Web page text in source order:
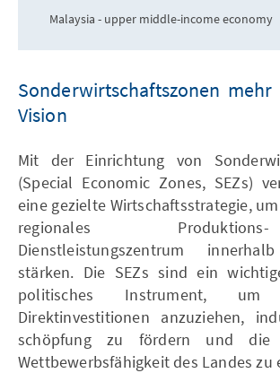
Malaysia - upper middle-income economy
Sonderwirtschaftszonen
Vision
Mit der Einrichtung von
(Special Economic Zones, SEZs)
eine gezielte Wirtschaftsstrategie,
regionales
Dienstleistungszentrum
stärken. Die SEZs sind ein
politisches Instrument, um
Direktinvestitionen anzuziehen,
schöpfung zu fördern und die
Wettbewerbsfähigkeit des Landes zu